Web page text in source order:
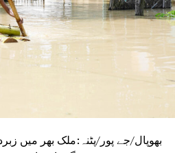
بھوپال/جے پور/پٹنہ:ملک بھر میں